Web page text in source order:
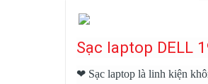
Sạc laptop DELL
❤ Sạc laptop là linh kiện